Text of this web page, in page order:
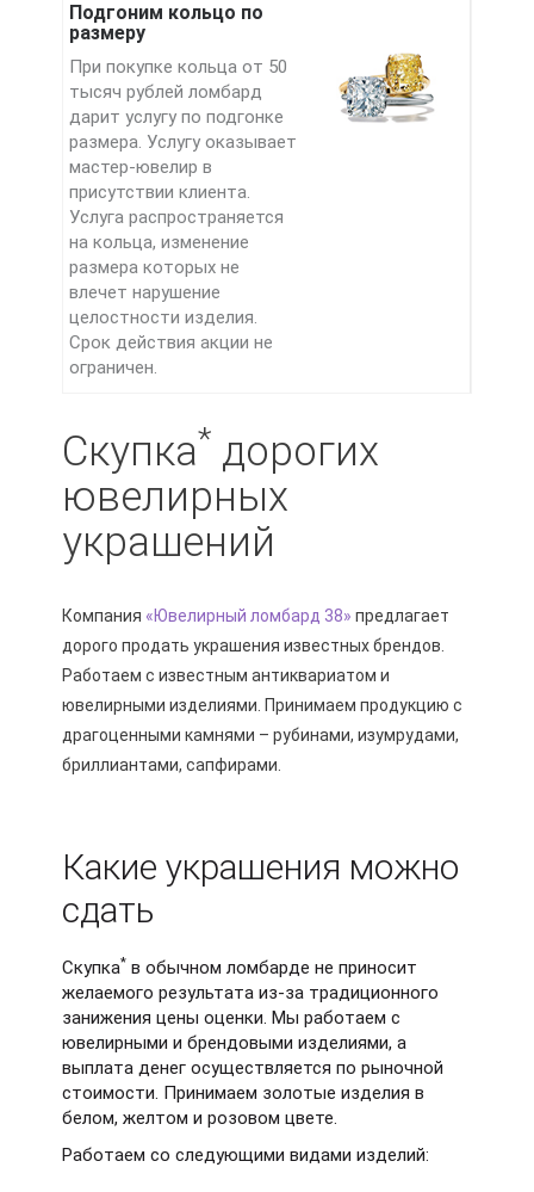
Подгоним кольцо по
размеру
При покупке кольца от 50
тысяч рублей ломбард
дарит услугу по подгонке
размера. Услугу оказывает
мастер-ювелир в
присутствии клиента.
Услуга распространяется
на кольца, изменение
размера которых не
влечет нарушение
целостности изделия.
Срок действия акции не
ограничен.
Скупка* дорогих
ювелирных
украшений
Компания «Ювелирный ломбард 38» предлагает
дорого продать украшения известных брендов.
Работаем с известным антиквариатом и
ювелирными изделиями. Принимаем продукцию с
драгоценными камнями – рубинами, изумрудами,
бриллиантами, сапфирами.
Какие украшения можно
сдать
Скупка*в обычном ломбарде не приносит
желаемого результата из-за традиционного
занижения цены оценки. Мы работаем с
ювелирными и брендовыми изделиями, а
выплата денег осуществляется по рыночной
стоимости. Принимаем золотые изделия в
белом, желтом и розовом цвете.
Работаем со следующими видами изделий: